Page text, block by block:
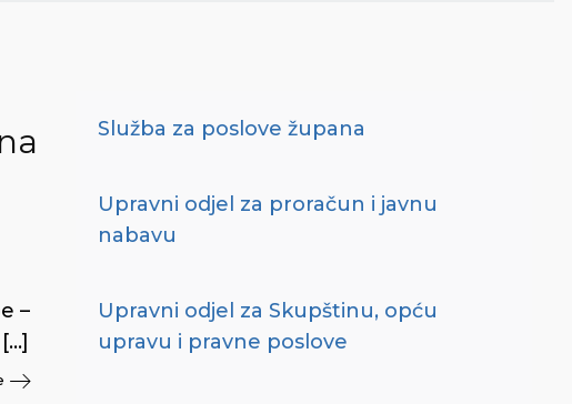
–
Služba za poslove župana
Upravni odjel za proračun i javnu
nabavu
Upravni odjel za Skupštinu, opću
upravu i pravne poslove